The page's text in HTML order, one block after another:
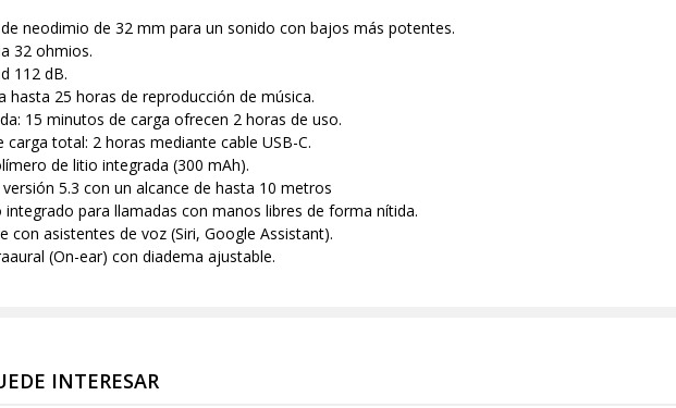
neodimio de 32 mm para un sonido con bajos más potentes.
32 ohmios.
112 dB.
hasta 25 horas de reproducción de música.
15 minutos de carga ofrecen 2 horas de uso.
carga total: 2 horas mediante cable USB-C.
de litio integrada (300 mAh).
5.3 con un alcance de hasta 10 metros
para llamadas con manos libres de forma nítida.
con asistentes de voz (Siri, Google Assistant).
(On-ear) con diadema ajustable.
INTERESAR